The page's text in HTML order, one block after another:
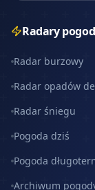
Radary
Radar burzowy
Radar opadów
Radar śniegu
Pogoda dziś
Pogoda
Archiwum